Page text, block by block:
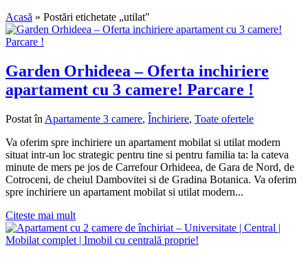
Acasă » Postări etichetate „utilat"
Garden Orhideea – Oferta inchiriere
apartament cu 3 camere! Parcare !
Postat în Apartamente 3 camere, Închiriere, Toate ofertele
Va oferim spre inchiriere un apartament mobilat si utilat modern
situat intr-un loc strategic pentru tine si pentru familia ta: la cateva
minute de mers pe jos de Carrefour Orhideea, de Gara de Nord, de
Cotroceni, de cheiul Dambovitei si de Gradina Botanica. Va oferim
spre inchiriere un apartament mobilat si utilat modern...
Citeste mai mult